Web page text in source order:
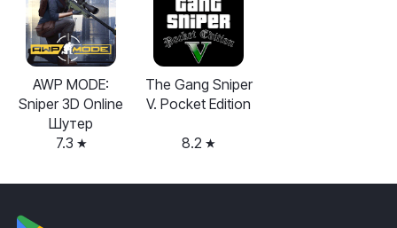
AWP MODE:
Sniper 3D Online
Шутер
7.3
The Gang Sniper
V. Pocket Edition
8.2